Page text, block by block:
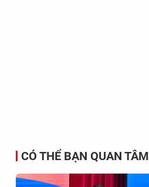
CÓ THỂ BẠN QUAN TÂM